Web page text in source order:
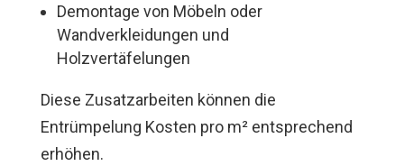
Demontage von Möbeln oder
Wandverkleidungen und
Holzvertäfelungen
Diese Zusatzarbeiten können die
Entrümpelung Kosten pro m² entsprechend
erhöhen.